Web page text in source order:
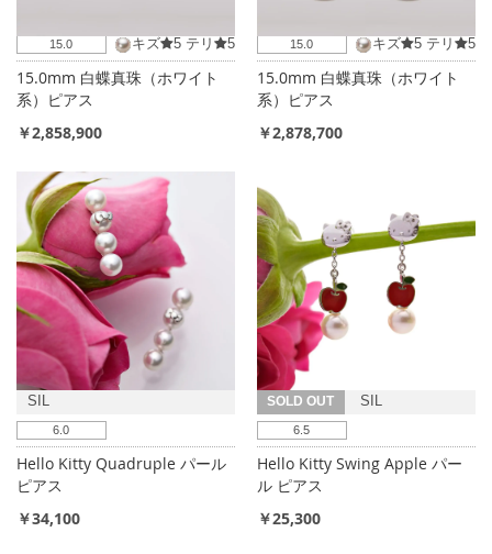
15.0 キズ 5 テリ 5
15.0mm 白蝶真珠（ホワイト
系）ピアス
￥2,858,900
15.0 キズ 5 テリ 5
15.0mm 白蝶真珠（ホワイト
系）ピアス
￥2,878,700
SIL
6.0
Hello Kitty Quadruple パール
ピアス
￥34,100
SOLD OUT SIL
6.5
Hello Kitty Swing Apple パー
ル ピアス
￥25,300